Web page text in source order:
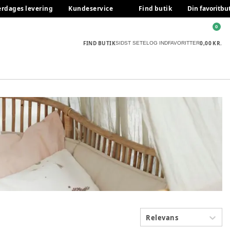
levering Kundeservice Find butik Din
FIND BUTIKSIDST SETELOG INDFAVORITTER0,00 KR.
0
Relevans